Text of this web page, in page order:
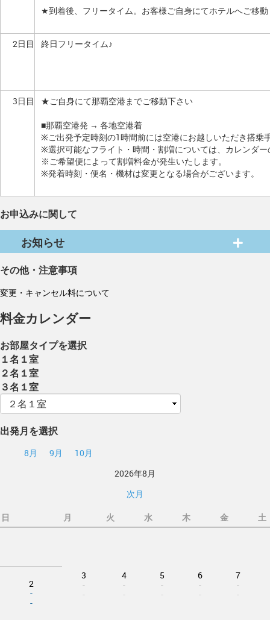
★到着後、フリータイム。お客様ご自身にてホテルへご移
2日目 終日フリータイム♪
3日目 ★ご自身にて那覇空港までご移動下さい
■那覇空港発 → 各地空港着
※ご出発予定時刻の1時間前には空港にお越しいただき搭乗
※選択可能なフライト・時間・割増については、カレンダ
※ご希望便によって割増料金が発生いたします。
※発着時刻・便名・機材は変更となる場合がございます。
お申込みに関して
お知らせ
その他・注意事項
変更・キャンセル料について
料金カレンダー
お部屋タイプを選択
１名１室
２名１室
３名１室
出発月を選択
8月 9月
10月
2026年8月
次月
日 月 火 水 木 金 土
2
-
-
3
-
-
4
-
-
5
-
-
6
-
-
7
-
-